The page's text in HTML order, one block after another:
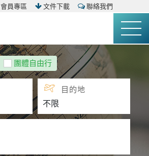
會員專區 文件下載 聯絡我們
團體自由行
目的地